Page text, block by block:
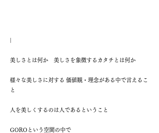
美しさとは何か 美しさを象徴するカタチとは何か
様々な美しさに対する 価値観・理念がある中で言えるこ
と
人を美しくするのは人であるということ
GOROという空間の中で